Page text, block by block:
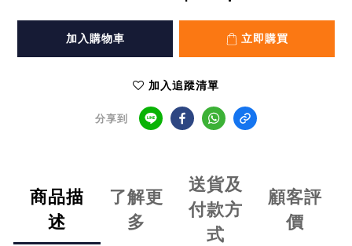
加入購物車 立即購買
加入追蹤清單
分享到
商品描
述
了解更
多
送貨及
付款方
式
顧客評
價